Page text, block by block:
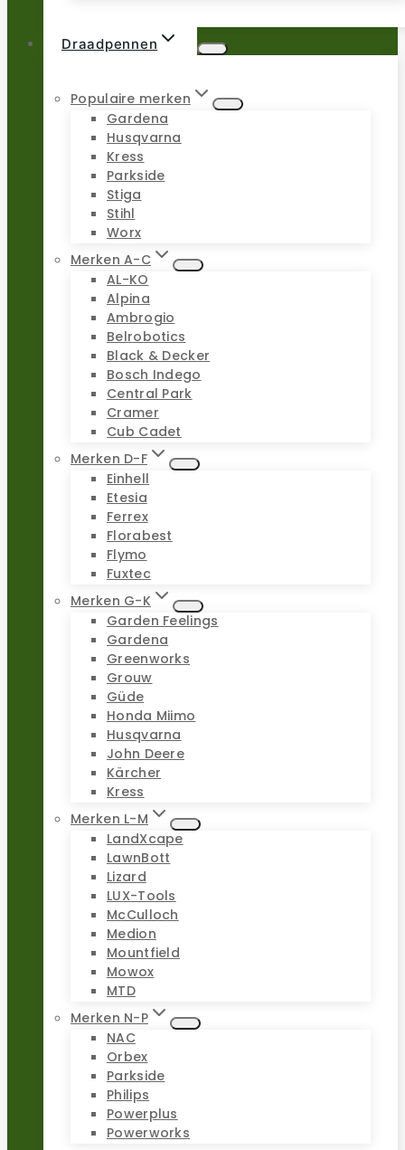
Draadpennen
Populaire merken
Gardena
Husqvarna
Kress
Parkside
Stiga
Stihl
Worx
Merken A-C
AL-KO
Alpina
Ambrogio
Belrobotics
Black & Decker
Bosch Indego
Central Park
Cramer
Cub Cadet
Merken D-F
Einhell
Etesia
Ferrex
Florabest
Flymo
Fuxtec
Merken G-K
Garden Feelings
Gardena
Greenworks
Grouw
Güde
Honda Miimo
Husqvarna
John Deere
Kärcher
Kress
Merken L-M
LandXcape
LawnBott
Lizard
LUX-Tools
McCulloch
Medion
Mountfield
Mowox
MTD
Merken N-P
NAC
Orbex
Parkside
Philips
Powerplus
Powerworks